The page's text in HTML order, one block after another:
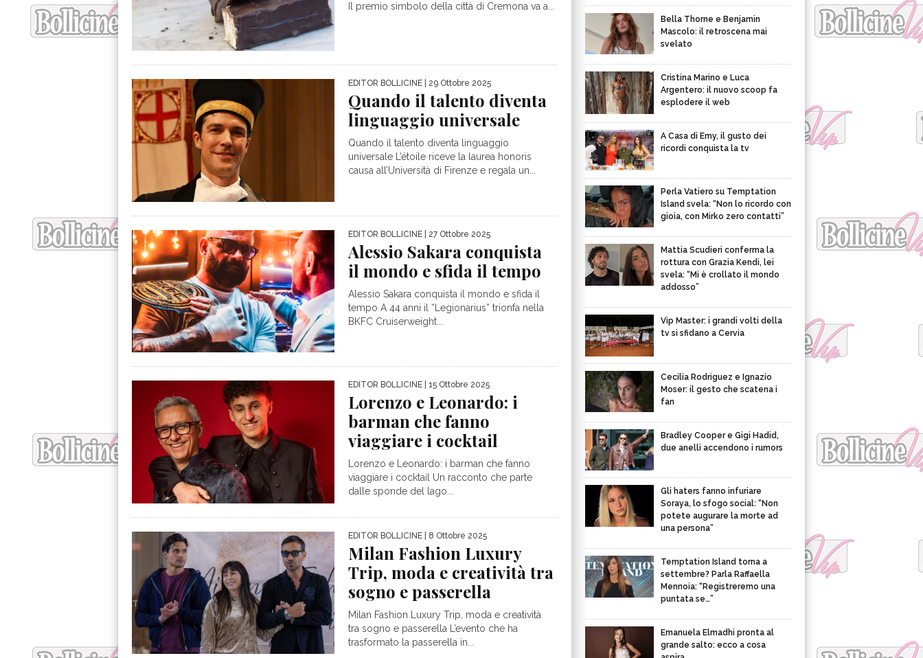
Il premio simbolo della città di Cremona va a...
EDITOR BOLLICINE | 29 Ottobre 2025
Quando il talento diventa
linguaggio universale
Quando il talento diventa linguaggio
universale L’étoile riceve la laurea honoris
causa all’Università di Firenze e regala un...
EDITOR BOLLICINE | 27 Ottobre 2025
Alessio Sakara conquista
il mondo e sfida il tempo
Alessio Sakara conquista il mondo e sfida il
tempo A 44 anni il “Legionarius” trionfa nella
BKFC Cruiserweight...
EDITOR BOLLICINE | 15 Ottobre 2025
Lorenzo e Leonardo: i
barman che fanno
viaggiare i cocktail
Lorenzo e Leonardo: i barman che fanno
viaggiare i cocktail Un racconto che parte
dalle sponde del lago...
EDITOR BOLLICINE | 8 Ottobre 2025
Milan Fashion Luxury
Trip, moda e creatività tra
sogno e passerella
Milan Fashion Luxury Trip, moda e creatività
tra sogno e passerella L’evento che ha
trasformato la passerella in...
Bella Thorne e Benjamin
Mascolo: il retroscena mai
svelato
Cristina Marino e Luca
Argentero: il nuovo scoop fa
esplodere il web
A Casa di Emy, il gusto dei
ricordi conquista la tv
Perla Vatiero su Temptation
Island svela: “Non lo ricordo con
gioia, con Mirko zero contatti”
Mattia Scudieri conferma la
rottura con Grazia Kendi, lei
svela: “Mi è crollato il mondo
addosso”
Vip Master: i grandi volti della
tv si sfidano a Cervia
Cecilia Rodriguez e Ignazio
Moser: il gesto che scatena i
fan
Bradley Cooper e Gigi Hadid,
due anelli accendono i rumors
Gli haters fanno infuriare
Soraya, lo sfogo social: “Non
potete augurare la morte ad
una persona”
Temptation Island torna a
settembre? Parla Raffaella
Mennoia: “Registreremo una
puntata se…”
Emanuela Elmadhi pronta al
grande salto: ecco a cosa